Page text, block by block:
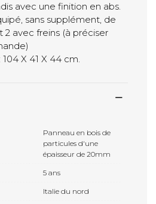
avec une finition en abs.
sans supplément, de
2 avec freins (à préciser
X 41 X 44 cm.
Panneau en bois de
particules d'une
épaisseur de 20mm
5 ans
Italie du nord